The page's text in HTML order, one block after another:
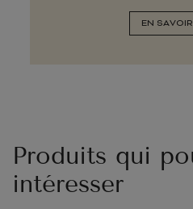
EN
Produits qui
intéresser